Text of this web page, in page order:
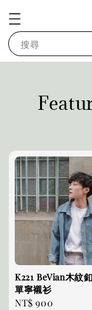
搜尋
K221 BeVian木紋
單寧襯衫
Regular
NT$ 900